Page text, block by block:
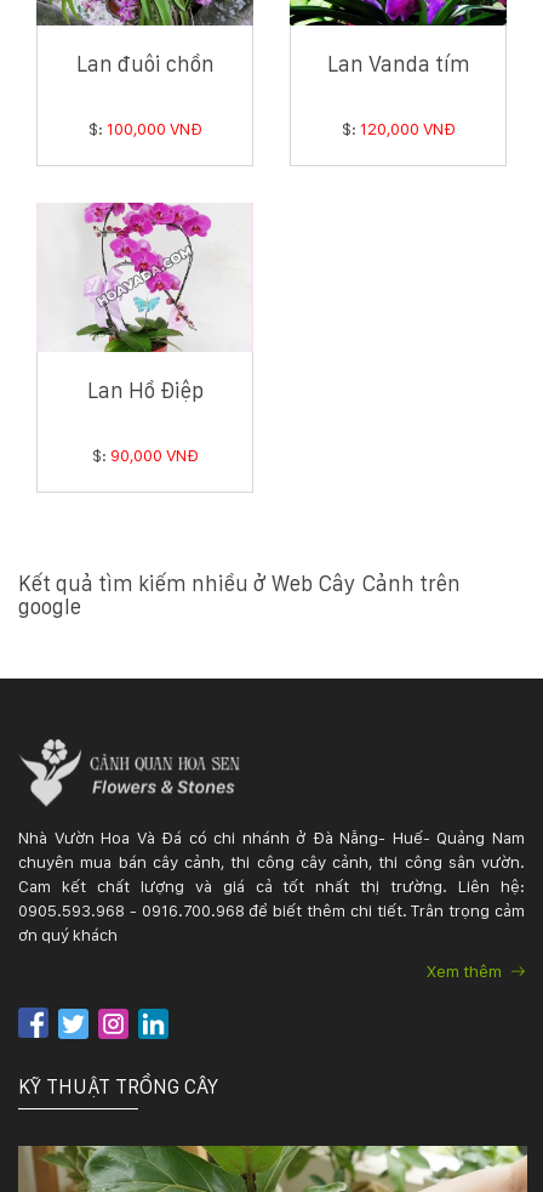
Lan đuôi chồn
$: 100,000 VNĐ
Lan Vanda tím
$: 120,000 VNĐ
Lan Hồ Điệp
$: 90,000 VNĐ
Kết quả tìm kiếm nhiều ở Web Cây Cảnh trên
google
Nhà Vườn Hoa Và Đá có chi nhánh ở Đà Nẵng- Huế- Quảng Nam
chuyên mua bán cây cảnh, thi công cây cảnh, thi công sân vườn.
Cam kết chất lượng và giá cả tốt nhất thị trường. Liên hệ:
0905.593.968 - 0916.700.968 để biết thêm chi tiết. Trân trọng cảm
ơn quý khách
Xem thêm
KỸ THUẬT TRỒNG CÂY